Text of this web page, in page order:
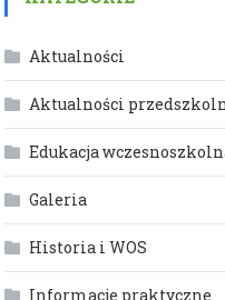
Aktualności
Aktualności
Edukacja
Galeria
Historia i WOS
Informacje praktyczne